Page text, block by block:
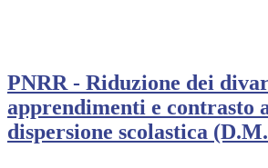
PNRR - Riduzione dei
apprendimenti e contrasto
dispersione scolastica